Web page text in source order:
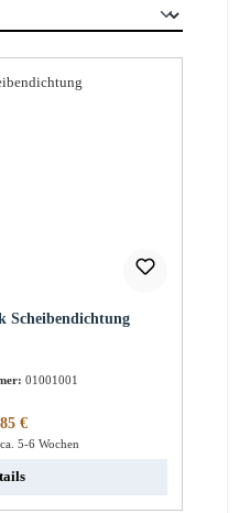
Scheibendichtung
01001001
Preis:
€
5-6 Wochen